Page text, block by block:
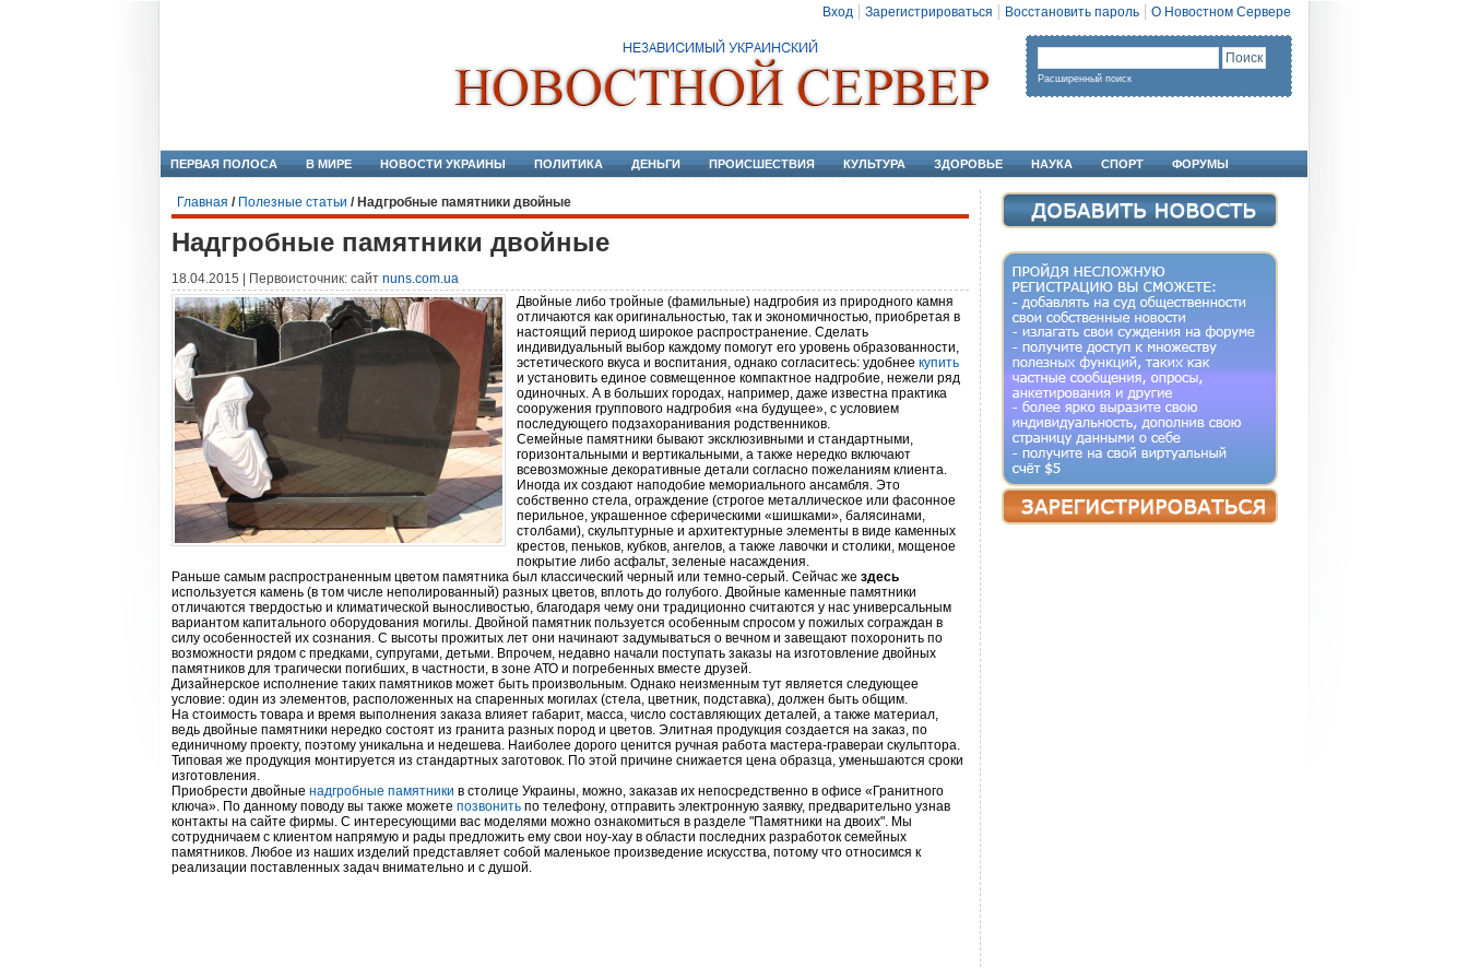
Вход Зарегистрироваться Восстановить пароль О Новостном Сервере
Расширенный поиск
ПЕРВАЯ ПОЛОСА В МИРЕ НОВОСТИ УКРАИНЫ ПОЛИТИКА ДЕНЬГИ ПРОИСШЕСТВИЯ КУЛЬТУРА ЗДОРОВЬЕ НАУКА СПОРТ ФОРУМЫ
Главная / Полезные статьи / Надгробные памятники двойные
Надгробные памятники двойные
18.04.2015 | Первоисточник: сайт nuns.com.ua
Двойные либо тройные (фамильные) надгробия из природного камня
отличаются как оригинальностью, так и экономичностью, приобретая в
настоящий период широкое распространение. Сделать
индивидуальный выбор каждому помогут его уровень образованности,
эстетического вкуса и воспитания, однако согласитесь: удобнее купить
и установить единое совмещенное компактное надгробие, нежели ряд
одиночных. А в больших городах, например, даже известна практика
сооружения группового надгробия «на будущее», с условием
последующего подзахоранивания родственников.
Семейные памятники бывают эксклюзивными и стандартными,
горизонтальными и вертикальными, а также нередко включают
всевозможные декоративные детали согласно пожеланиям клиента.
Иногда их создают наподобие мемориального ансамбля. Это
собственно стела, ограждение (строгое металлическое или фасонное
перильное, украшенное сферическими «шишками», балясинами,
столбами), скульптурные и архитектурные элементы в виде каменных
крестов, пеньков, кубков, ангелов, а также лавочки и столики, мощеное
покрытие либо асфальт, зеленые насаждения.
Раньше самым распространенным цветом памятника был классический черный или темно-серый. Сейчас же здесь
используется камень (в том числе неполированный) разных цветов, вплоть до голубого. Двойные каменные памятники
отличаются твердостью и климатической выносливостью, благодаря чему они традиционно считаются у нас универсальным
вариантом капитального оборудования могилы. Двойной памятник пользуется особенным спросом у пожилых сограждан в
силу особенностей их сознания. С высоты прожитых лет они начинают задумываться о вечном и завещают похоронить по
возможности рядом с предками, супругами, детьми. Впрочем, недавно начали поступать заказы на изготовление двойных
памятников для трагически погибших, в частности, в зоне АТО и погребенных вместе друзей.
Дизайнерское исполнение таких памятников может быть произвольным. Однако неизменным тут является следующее
условие: один из элементов, расположенных на спаренных могилах (стела, цветник, подставка), должен быть общим.
На стоимость товара и время выполнения заказа влияет габарит, масса, число составляющих деталей, а также материал,
ведь двойные памятники нередко состоят из гранита разных пород и цветов. Элитная продукция создается на заказ, по
единичному проекту, поэтому уникальна и недешева. Наиболее дорого ценится ручная работа мастера-гравераи скульптора.
Типовая же продукция монтируется из стандартных заготовок. По этой причине снижается цена образца, уменьшаются сроки
изготовления.
Приобрести двойные надгробные памятники в столице Украины, можно, заказав их непосредственно в офисе «Гранитного
ключа». По данному поводу вы также можете позвонить по телефону, отправить электронную заявку, предварительно узнав
контакты на сайте фирмы. С интересующими вас моделями можно ознакомиться в разделе "Памятники на двоих". Мы
сотрудничаем с клиентом напрямую и рады предложить ему свои ноу-хау в области последних разработок семейных
памятников. Любое из наших изделий представляет собой маленькое произведение искусства, потому что относимся к
реализации поставленных задач внимательно и с душой.